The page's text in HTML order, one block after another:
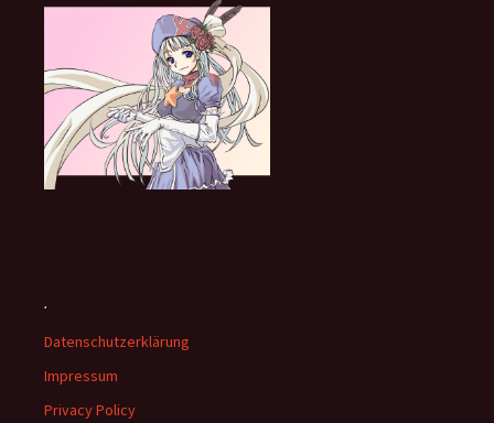
.
Datenschutzerklärung
Impressum
Privacy Policy